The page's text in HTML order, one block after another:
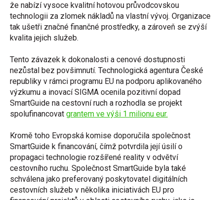
že nabízí vysoce kvalitní hotovou průvodcovskou
technologii za zlomek nákladů na vlastní vývoj. Organizace
tak ušetři značné finančné prostředky, a zároveň se zvýší
kvalita jejich služeb.
Tento závazek k dokonalosti a cenové dostupnosti
nezůstal bez povšimnutí. Technologická agentura České
republiky v rámci programu EU na podporu aplikovaného
výzkumu a inovací SIGMA ocenila pozitivní dopad
SmartGuide na cestovní ruch a rozhodla se projekt
spolufinancovat grantem ve výši 1 milionu eur.
Kromě toho Evropská komise doporučila společnost
SmartGuide k financování, čímž potvrdila její úsilí o
propagaci technologie rozšířené reality v odvětví
cestovního ruchu. Společnost SmartGuide byla také
schválena jako preferovaný poskytovatel digitálních
cestovních služeb v několika iniciativách EU pro